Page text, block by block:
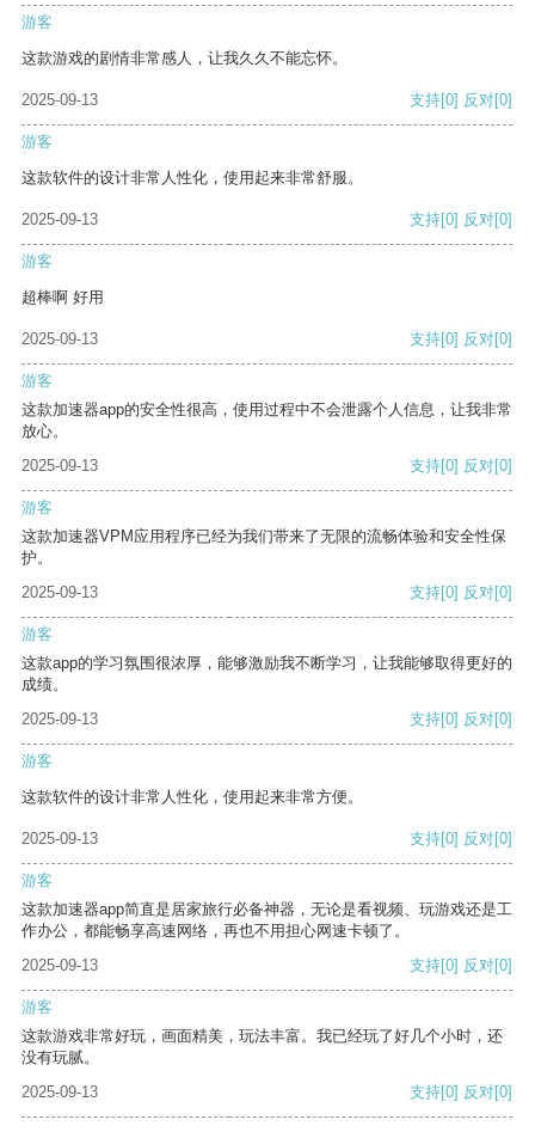
游客
这款游戏的剧情非常感人，让我久久不能忘怀。
2025-09-13 支持[0] 反对[0]
游客
这款软件的设计非常人性化，使用起来非常舒服。
2025-09-13 支持[0] 反对[0]
游客
超棒啊 好用
2025-09-13 支持[0] 反对[0]
游客
这款加速器app的安全性很高，使用过程中不会泄露个人信息，让我非常
放心。
2025-09-13
支持[0] 反对[0]
游客
这款加速器VPM应用程序已经为我们带来了无限的流畅体验和安全性保
护。
2025-09-13
支持[0] 反对[0]
游客
这款app的学习氛围很浓厚，能够激励我不断学习，让我能够取得更好的
成绩。
2025-09-13
支持[0] 反对[0]
游客
这款软件的设计非常人性化，使用起来非常方便。
2025-09-13 支持[0] 反对[0]
游客
这款加速器app简直是居家旅行必备神器，无论是看视频、玩游戏还是工
作办公，都能畅享高速网络，再也不用担心网速卡顿了。
2025-09-13
支持[0] 反对[0]
游客
这款游戏非常好玩，画面精美，玩法丰富。我已经玩了好几个小时，还
没有玩腻。
2025-09-13
支持[0] 反对[0]